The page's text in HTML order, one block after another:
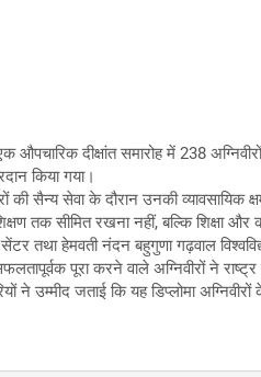
दीक्षांत समारोह में 238
किया गया।
की सैन्य सेवा के दौरान उनकी व्यावसायिक
तक सीमित रखना नहीं, बल्कि शिक्षा
तथा हेमवती नंदन बहुगुणा गढ़वाल
पूरा करने वाले अग्निवीरों ने
ने उम्मीद जताई कि यह डिप्लोमा